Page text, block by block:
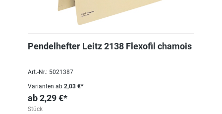
Pendelhefter Leitz 2138 Flexofil chamois
Art.-Nr.: 5021387
Varianten ab 2,03 €*
ab2,29 €*
Stück